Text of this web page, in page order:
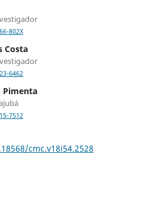
802X
Costa
6462
Pimenta
7512
cmc.v18i54.2528